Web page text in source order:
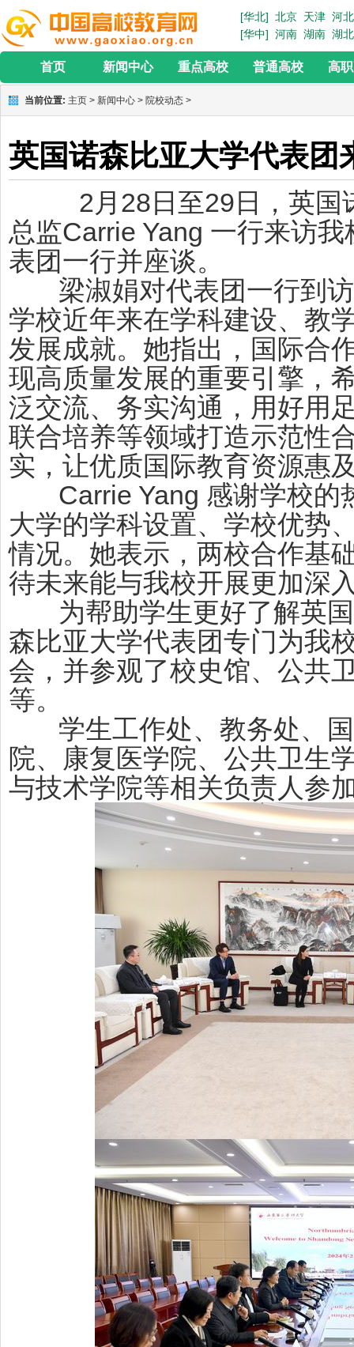
[华北] 北京 天津 河北
[华中] 河南 湖南 湖北
首页 新闻中心 重点高校 普通高校 高
当前位置: 主页 > 新闻中心 > 院校动态 >
英国诺森比亚大学代表团
2月28日至29日，英国
总监Carrie Yang 一行来访
表团一行并座谈。
梁淑娟对代表团一行到访
学校近年来在学科建设、教
发展成就。她指出，国际合
现高质量发展的重要引擎，
泛交流、务实沟通，用好用
联合培养等领域打造示范性
实，让优质国际教育资源惠
Carrie Yang 感谢学校的
大学的学科设置、学校优势
情况。她表示，两校合作基
待未来能与我校开展更加深
为帮助学生更好了解英国
森比亚大学代表团专门为我
会，并参观了校史馆、公共
等。
学生工作处、教务处、国
院、康复医学院、公共卫生
与技术学院等相关负责人参